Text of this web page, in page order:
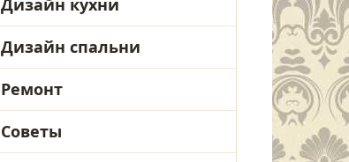
Дизайн кухни
Дизайн спальни
Ремонт
Советы